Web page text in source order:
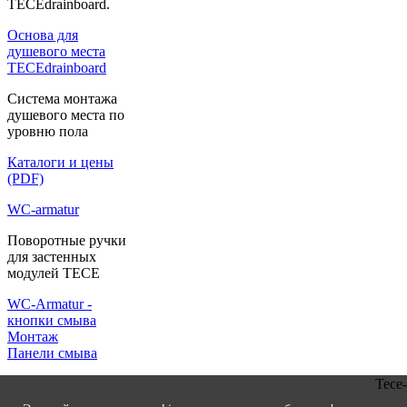
TECEdrainboard.
Основа для
душевого места
TECEdrainboard
Система монтажа
душевого места по
уровню пола
Каталоги и цены
(PDF)
WC-armatur
Поворотные ручки
для застенных
модулей ТЕСЕ
WC-Аrmatur -
кнопки смыва
Монтаж
Панели смыва